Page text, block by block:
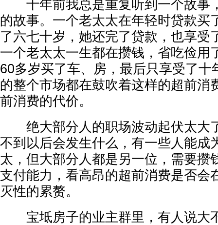
十年前我总是重复听到一个故事
的故事。一个老太太在年轻时贷款买
了六七十岁，她还完了贷款，也享受
一个老太太一生都在攒钱，省吃俭用
60多岁买了车、房，最后只享受了十
的整个市场都在鼓吹着这样的超前消
前消费的代价。
绝大部分人的职场波动起伏太大
不到以后会发生什么，有一些人能成
太，但大部分人都是另一位，需要攒
支付能力，看高昂的超前消费是否会
灭性的累赘。
宝坻房子的业主群里，有人说大